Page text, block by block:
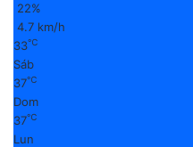
22%
4.7 km/h
33℃
Sáb
37℃
Dom
37℃
Lun